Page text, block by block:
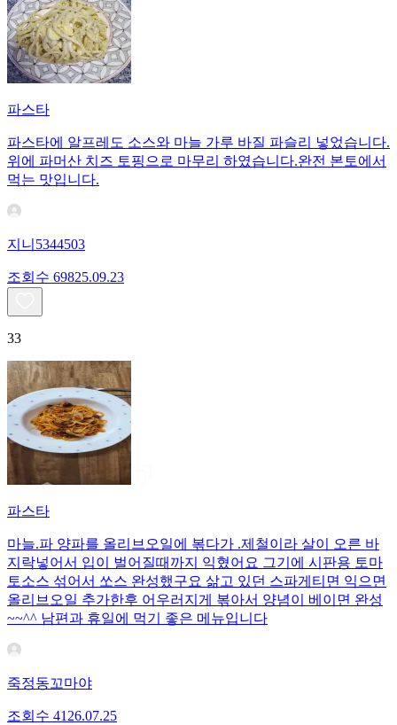
파스타
파스타에 알프레도 소스와 마늘 가루 바질 파슬리 넣었습니다.
위에 파머산 치즈 토핑으로 마무리 하였습니다.완전 본토에서
먹는 맛입니다.
지니5344503
조회수 69825.09.23
33
파스타
마늘.파 양파를 올리브오일에 볶다가 .제철이라 살이 오른 바
지락넣어서 입이 벌어질때까지 익혔어요 그기에 시판용 토마
토소스 섞어서 쏘스 완성했구요 삶고 있던 스파게티면 익으면
올리브오일 추가한후 어우러지게 볶아서 양념이 베이면 완성
~~^^ 남편과 휴일에 먹기 좋은 메뉴입니다
죽정동꼬마야
조회수 41 26.07.25